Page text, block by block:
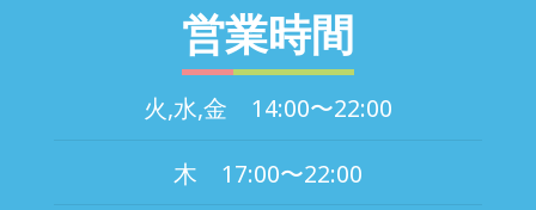
営業時間
火,水,金 14:00〜22:00
木 17:00〜22:00